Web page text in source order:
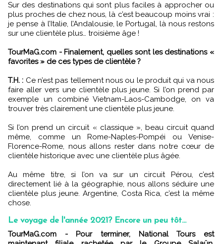
Sur des destinations qui sont plus faciles à approcher ou
plus proches de chez nous, là c’est beaucoup moins vrai :
je pense à l’Italie, l’Andalousie, le Portugal, là nous restons
sur une clientèle plus… troisième âge !
TourMaG.com - Finalement, quelles sont les destinations «
favorites » de ces types de clientèle ?
T.H. : Ce n’est pas tellement nous ou le produit qui va nous
faire aller vers une clientèle plus jeune. Si l’on prend par
exemple un combiné Vietnam-Laos-Cambodge, on va
trouver très clairement une clientèle plus jeune.
Si l’on prend un circuit « classique », beau circuit quand
même, comme un Rome-Naples-Pompéi ou Venise-
Florence-Rome, nous allons rester dans notre cœur de
clientèle historique avec une clientèle plus âgée.
Au même titre, si l’on va sur un circuit Pérou, c’est
directement lié à la géographie, nous allons séduire une
clientèle plus jeune. Argentine, Costa Rica, c’est la même
chose.
Le voyage de l'année 2021? Encore un peu tôt...
TourMaG.com - Pour terminer, National Tours est